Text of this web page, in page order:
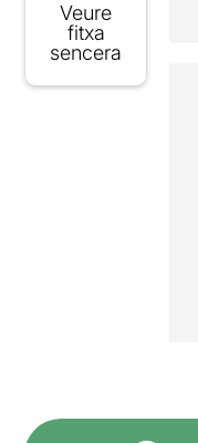
Veure
fitxa
sencera